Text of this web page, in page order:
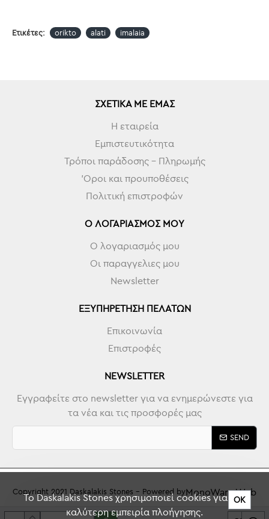
Ετικέτες: orikto alati imalaia
ΣΧΕΤΙΚΆ ΜΕ ΕΜΆΣ
Η εταιρεία
Εμπιστευτικότητα
Τρόποι παράδοσης - Πληρωμής
'Οροι και προυποθέσεις
Πολιτική επιστροφών
Ο ΛΟΓΑΡΙΑΣΜΌΣ ΜΟΥ
Ο λογαριασμός μου
Οι παραγγελιες μου
Newsletter
ΕΞΥΠΗΡΈΤΗΣΗ ΠΕΛΑΤΏΝ
Επικοινωνία
Επιστροφές
NEWSLETTER
Εγγραφείτε στο newsletter για να ενημερώνεστε για
τα νέα και τις προσφορές μας
SEND
Copyright 2021 Daskalakis Stones - Powered byMonoWare Web
ΟΚ
To Daskalakis Stones χρησιμοποιεί cookies για την
καλύτερη εμπειρία πλοήγησης.